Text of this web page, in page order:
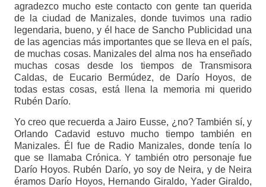
agradezco mucho este contacto con gente tan querida
de la ciudad de Manizales, donde tuvimos una radio
legendaria, bueno, y él hace de Sancho Publicidad una
de las agencias más importantes que se lleva en el país,
de muchas cosas. Manizales del alma nos ha enseñado
muchas cosas desde los tiempos de Transmisora
Caldas, de Eucario Bermúdez, de Darío Hoyos, de
todas estas cosas, está llena la memoria mi querido
Rubén Darío.
Yo creo que recuerda a Jairo Eusse, ¿no? También sí, y
Orlando Cadavid estuvo mucho tiempo también en
Manizales. Él fue de Radio Manizales, donde tenía lo
que se llamaba Crónica. Y también otro personaje fue
Darío Hoyos. Rubén Darío, yo soy de Neira, y de Neira
éramos Darío Hoyos, Hernando Giraldo, Yader Giraldo,